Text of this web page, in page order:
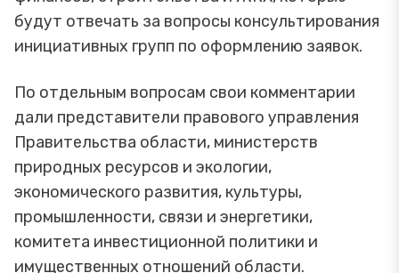
будут отвечать за вопросы консультирования
инициативных групп по оформлению заявок.
По отдельным вопросам свои комментарии
дали представители правового управления
Правительства области, министерств
природных ресурсов и экологии,
экономического развития, культуры,
промышленности, связи и энергетики,
комитета инвестиционной политики и
имущественных отношений области.